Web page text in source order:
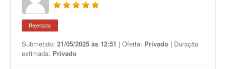
Rejeitada
Submetido: 21/05/2025 às 12:51 | Oferta: Privado | Duração
estimada: Privado